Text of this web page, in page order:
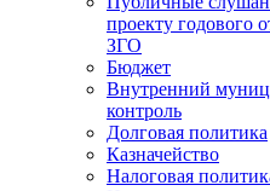
проекту годового
ЗГО
Бюджет
Внутренний
контроль
Долговая политика
Казначейство
Налоговая